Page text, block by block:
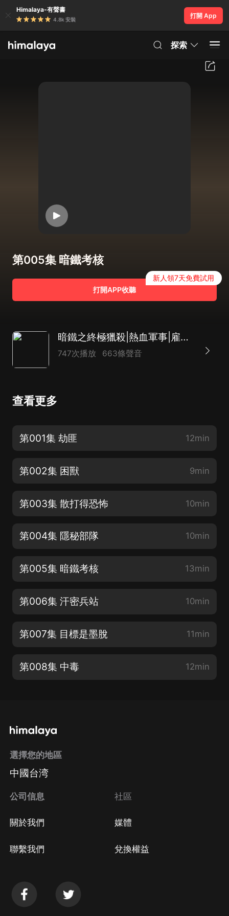
Himalaya-有聲書
4.8k 安裝
打開 App
探索
第005集 暗鐵考核
打開APP收聽
新人領7天免費試用
暗鐵之終極獵殺|熱血軍事|雇傭兵|多人|都市
747次播放 663條聲音
查看更多
第001集 劫匪 12min
第002集 困獸 9min
第003集 散打得恐怖 10min
第004集 隱秘部隊 10min
第005集 暗鐵考核 13min
第006集 汗密兵站 10min
第007集 目標是墨脫 11min
第008集 中毒 12min
選擇您的地區
中國台湾
公司信息
關於我們
聯繫我們
社區
媒體
兌換權益